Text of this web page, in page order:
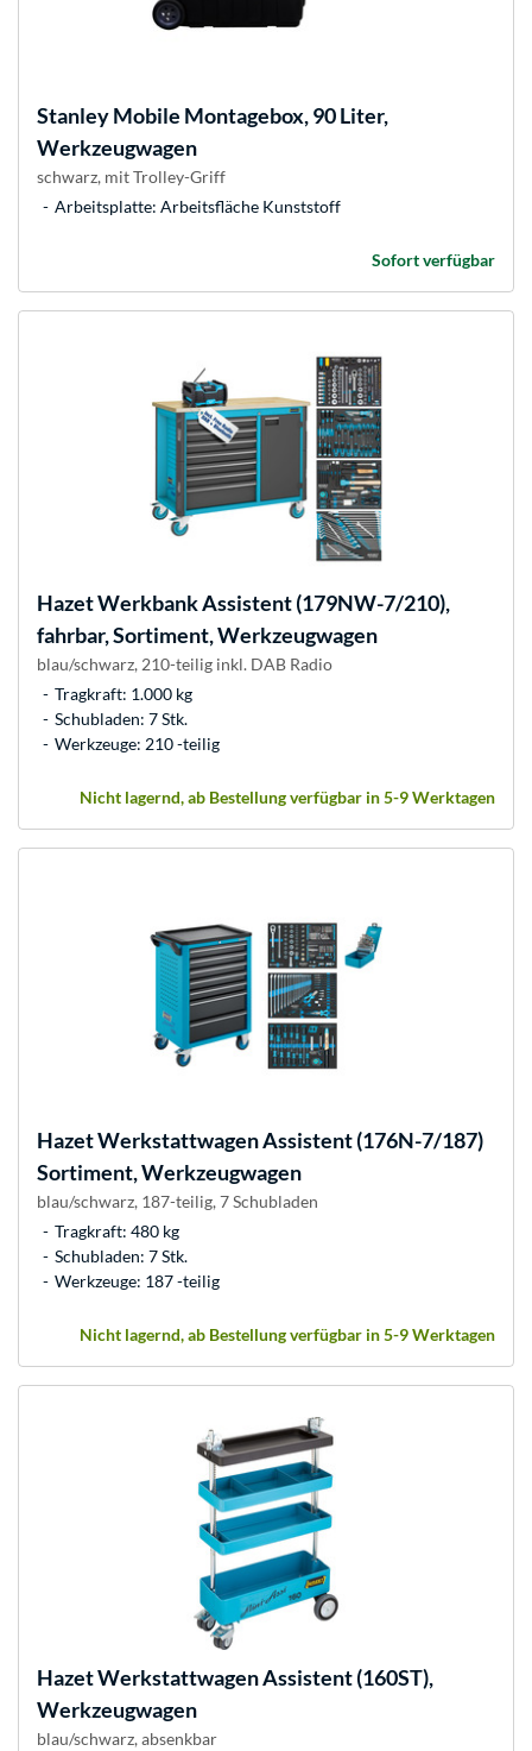
StanleyMobile Montagebox, 90 Liter,
Werkzeugwagen
schwarz, mit Trolley-Griff
Arbeitsplatte: Arbeitsfläche Kunststoff
Sofort verfügbar
HazetWerkbank Assistent (179NW-7/210),
fahrbar, Sortiment, Werkzeugwagen
blau/schwarz, 210-teilig inkl. DAB Radio
Tragkraft: 1.000 kg
Schubladen: 7 Stk.
Werkzeuge: 210 -teilig
Nicht lagernd, ab Bestellung verfügbar in 5-9 Werktagen
HazetWerkstattwagen Assistent (176N-7/187)
Sortiment, Werkzeugwagen
blau/schwarz, 187-teilig, 7 Schubladen
Tragkraft: 480 kg
Schubladen: 7 Stk.
Werkzeuge: 187 -teilig
Nicht lagernd, ab Bestellung verfügbar in 5-9 Werktagen
HazetWerkstattwagen Assistent (160ST),
Werkzeugwagen
blau/schwarz, absenkbar